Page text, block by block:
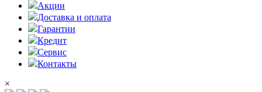
Акции
Доставка и оплата
Гарантии
Кредит
Сервис
Контакты
×